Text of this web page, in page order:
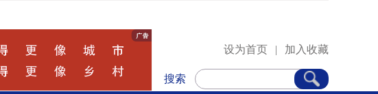
设为首页 | 加入收藏
搜索